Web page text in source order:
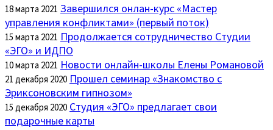
18 марта 2021 Завершился онлан-курс «Мастер
управления конфликтами» (первый поток)
15 марта 2021 Продолжается сотрудничество Студии
«ЭГО» и ИДПО
10 марта 2021 Новости онлайн-школы Елены Романовой
21 декабря 2020 Прошел семинар «Знакомство с
Эриксоновским гипнозом»
15 декабря 2020 Студия «ЭГО» предлагает свои
подарочные карты